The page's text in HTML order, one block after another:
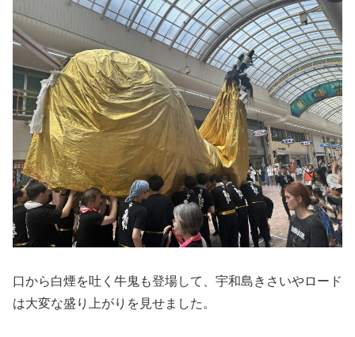
口から白煙を吐く牛鬼も登場して、宇和島きさいやロード
は大変な盛り上がりを見せました。